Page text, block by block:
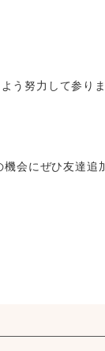
う努力して参りま
会にぜひ友達追